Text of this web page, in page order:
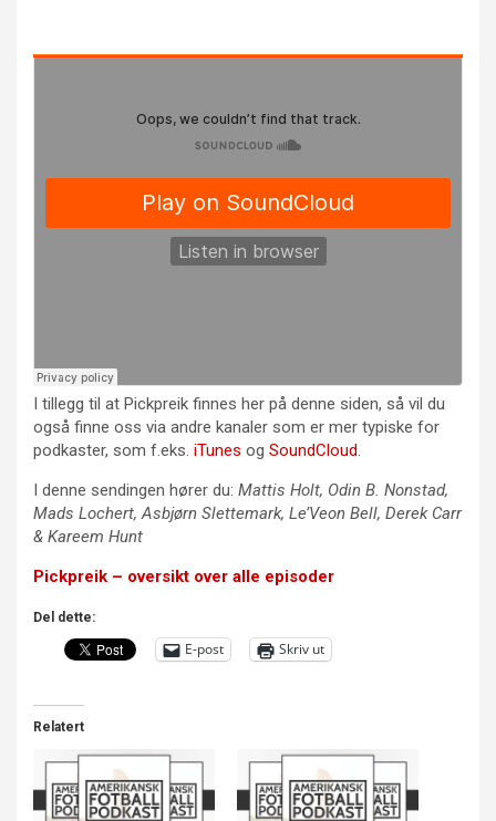
I tillegg til at Pickpreik finnes her på denne siden, så vil du
også finne oss via andre kanaler som er mer typiske for
podkaster, som f.eks. iTunes og SoundCloud
I denne sendingen hører du: Mattis Holt, Odin B. Nonstad,
Mads Lochert, Asbjørn Slettemark, Le’Veon Bell, Derek Carr
& Kareem Hunt
Pickpreik – oversikt over alle episoder
Del dette:
E-post Skriv ut
Relatert